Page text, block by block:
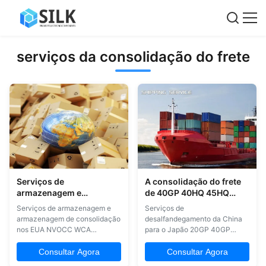
serviços da consolidação do frete
Serviços de
armazenagem e
armazenagem de
consolidação nos EUA
NVOCC WCA Qualificação
Serviços de armazenagem e
armazenagem de consolidação
nos EUA NVOCC WCA
vantagens 1. seguro e estável
2. de porta em porta 3.incluindo
Consultar Agora
A consolidação do frete
de 40GP 40HQ 45HQ
presta serviços de
manutenção globais com
carga do recipiente
Serviços de
desalfandegamento da China
para o Japão 20GP 40GP
principal 1Cargas aéreas
rápidas de todos os principais
Consultar Agora